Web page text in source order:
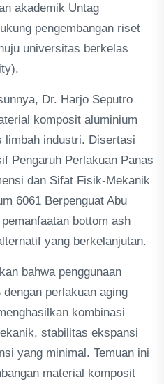
akademik Untag
pengembangan riset
universitas berkelas
Dr. Harjo Seputro
komposit aluminium
limbah industri. Disertasi
Pengaruh Perlakuan Panas
dan Sifat Fisik-Mekanik
6061 Berpenguat Abu
bottom ash
yang berkelanjutan.
bahwa penggunaan
perlakuan aging
kombinasi
stabilitas ekspansi
yang minimal. Temuan ini
material komposit